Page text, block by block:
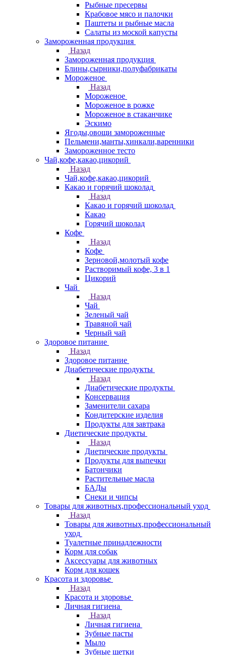
Рыбные пресервы
Крабовое мясо и палочки
Паштеты и рыбные масла
Салаты из моской капусты
Замороженная продукция
Назад
Замороженная продукция
Блины,сырники,полуфабрикаты
Мороженое
Назад
Мороженое
Мороженое в рожке
Мороженое в стаканчике
Эскимо
Ягоды,овощи замороженные
Пельмени,манты,хинкали,варенники
Замороженное тесто
Чай,кофе,какао,цикорий
Назад
Чай,кофе,какао,цикорий
Какао и горячий шоколад
Назад
Какао и горячий шоколад
Какао
Горячий шоколад
Кофе
Назад
Кофе
Зерновой,молотый кофе
Растворимый кофе, 3 в 1
Цикорий
Чай
Назад
Чай
Зеленый чай
Травяной чай
Черный чай
Здоровое питание
Назад
Здоровое питание
Диабетические продукты
Назад
Диабетические продукты
Консервация
Заменители сахара
Кондитерские изделия
Продукты для завтрака
Диетические продукты
Назад
Диетические продукты
Продукты для выпечки
Батончики
Растительные масла
БАДы
Снеки и чипсы
Товары для животных,профессиональный уход
Назад
Товары для животных,профессиональный
уход
Туалетные принадлежности
Корм для собак
Аксессуары для животных
Корм для кошек
Красота и здоровье
Назад
Красота и здоровье
Личная гигиена
Назад
Личная гигиена
Зубные пасты
Мыло
Зубные щетки